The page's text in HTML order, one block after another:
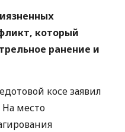
который
ранение и
косе заявил
На место